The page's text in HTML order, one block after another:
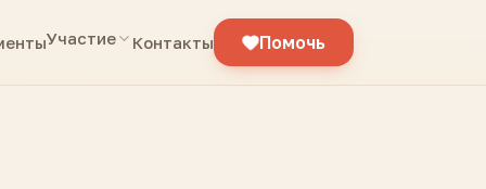
Участие Контакты Помочь